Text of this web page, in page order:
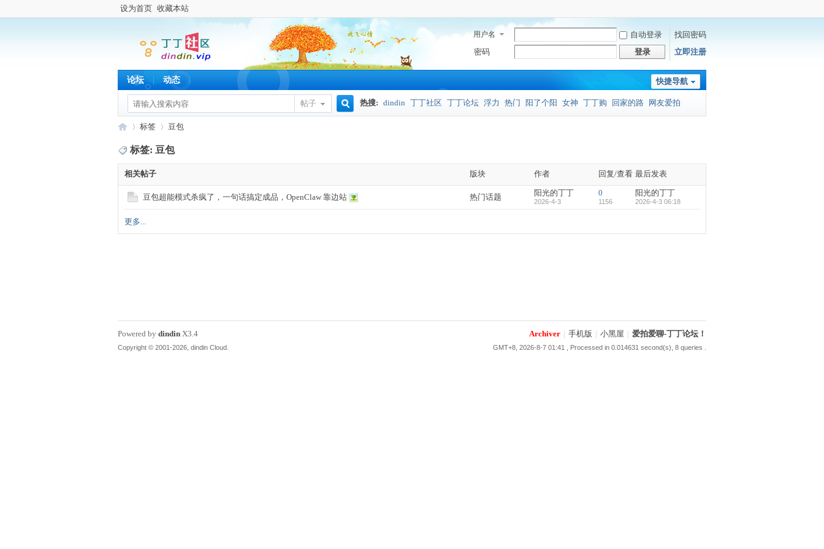
设为首页 收藏本站
用户名 自动登录
找回密码
密码
登录 立即注册
快捷导航
论坛 动态
帖子 热搜: dindin 丁丁社区 丁丁论坛 浮力 热门 阳了个阳 女神 丁丁购 回家的路 网友爱拍
丁 ›
标签 豆包
标签: 豆包
相关帖子 版块 作者 回复/查看 最后发表
豆包超能模式杀疯了，一句话搞定成品，OpenClaw 靠边站 热门话题 阳光的丁丁
2026-4-3
0
1156
阳光的丁丁
2026-4-3 06:18
更多...
Archiver | 手机版 | 小黑屋 | 爱拍爱聊-丁丁论坛！
GMT+8, 2026-8-7 01:41 , Processed in 0.014631 second(s), 8 queries .
Powered by dindin X3.4
Copyright © 2001-2026, dindin Cloud.